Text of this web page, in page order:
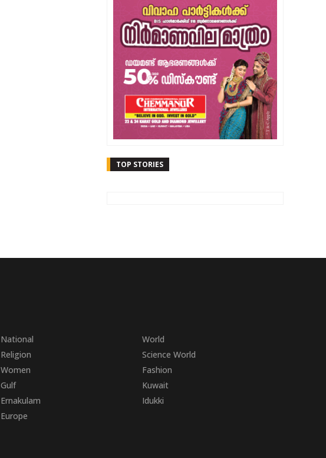
TOP STORIES
National
World
Religion
Science World
Women
Fashion
Gulf
Kuwait
Ernakulam
Idukki
Europe